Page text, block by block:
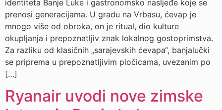
identiteta Banje Luke i gastronomsko nasljeđe koje se
prenosi generacijama. U gradu na Vrbasu, ćevap je
mnogo više od obroka, on je ritual, dio kulture
okupljanja i prepoznatljiv znak lokalnog gostoprimstva.
Za razliku od klasičnih „sarajevskih ćevapa“, banjalučki
se priprema u prepoznatljivim pločicama, uvezanim po
[…]
Ryanair uvodi nove zimske